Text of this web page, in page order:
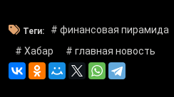
Теги: # финансовая пирамида
# Хабар
# главная новость